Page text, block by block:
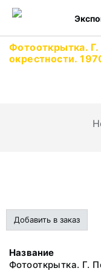
Фотооткрытка.
окрестности.
Добавить в заказ
Название
Фотооткрытка. Г.